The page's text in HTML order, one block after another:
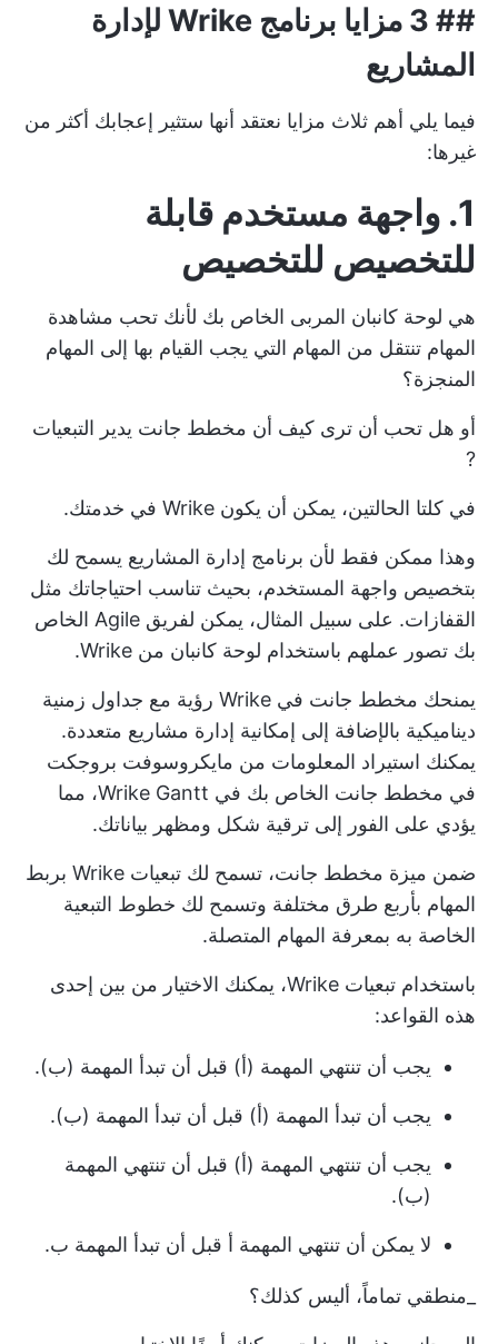
## 3 مزايا برنامج Wrike لإدارة
المشاريع
فيما يلي أهم ثلاث مزايا نعتقد أنها ستثير إعجابك أكثر من
غيرها:
1. واجهة مستخدم قابلة
للتخصيص للتخصيص
هي لوحة كانبان المربى الخاص بك لأنك تحب مشاهدة
المهام تنتقل من المهام التي يجب القيام بها إلى المهام
المنجزة؟
أو هل تحب أن ترى كيف أن مخطط جانت يدير التبعيات
?
في كلتا الحالتين، يمكن أن يكون Wrike في خدمتك.
وهذا ممكن فقط لأن برنامج إدارة المشاريع يسمح لك
بتخصيص واجهة المستخدم، بحيث تناسب احتياجاتك مثل
القفازات. على سبيل المثال، يمكن لفريق Agile الخاص
بك تصور عملهم باستخدام لوحة كانبان من Wrike.
يمنحك مخطط جانت في Wrike رؤية مع جداول زمنية
ديناميكية بالإضافة إلى إمكانية إدارة مشاريع متعددة.
يمكنك استيراد المعلومات من مايكروسوفت بروجكت
في مخطط جانت الخاص بك في Wrike Gantt، مما
يؤدي على الفور إلى ترقية شكل ومظهر بياناتك.
ضمن ميزة مخطط جانت، تسمح لك تبعيات Wrike بربط
المهام بأربع طرق مختلفة وتسمح لك خطوط التبعية
الخاصة به بمعرفة المهام المتصلة.
باستخدام تبعيات Wrike، يمكنك الاختيار من بين إحدى
هذه القواعد:
يجب أن تنتهي المهمة (أ) قبل أن تبدأ المهمة (ب).
يجب أن تبدأ المهمة (أ) قبل أن تبدأ المهمة (ب).
يجب أن تنتهي المهمة (أ) قبل أن تنتهي المهمة
(ب).
لا يمكن أن تنتهي المهمة أ قبل أن تبدأ المهمة ب.
_منطقي تماماً، أليس كذلك؟